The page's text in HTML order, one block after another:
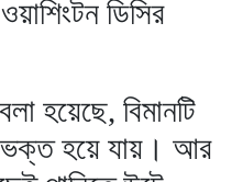
ডিসির
হয়েছে, বিমানটি
হয়ে যায়। আর